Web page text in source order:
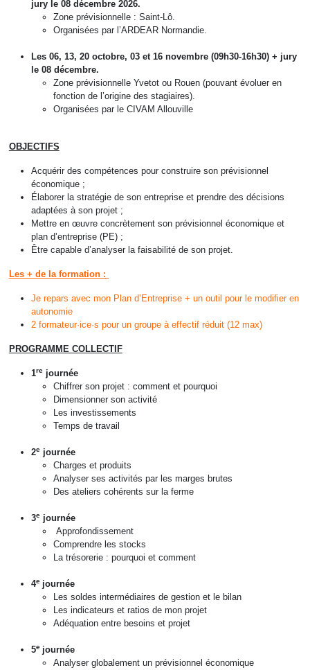
jury le 08 décembre 2026.
Zone prévisionnelle : Saint-Lô.
Organisées par l’ARDEAR Normandie.
Les 06, 13, 20 octobre, 03 et 16 novembre (09h30-16h30) + jury
le 08 décembre.
Zone prévisionnelle Yvetot ou Rouen (pouvant évoluer en
fonction de l’origine des stagiaires).
Organisées par le CIVAM Allouville
OBJECTIFS
Acquérir des compétences pour construire son prévisionnel
économique ;
Élaborer la stratégie de son entreprise et prendre des décisions
adaptées à son projet ;
Mettre en œuvre concrètement son prévisionnel économique et
plan d’entreprise (PE) ;
Être capable d’analyser la faisabilité de son projet.
Les + de la formation :
Je repars avec mon Plan d’Entreprise + un outil pour le modifier en
autonomie
2 formateur·ice·s pour un groupe à effectif réduit (12 max)
PROGRAMME COLLECTIF
1rejournée
Chiffrer son projet : comment et pourquoi
Dimensionner son activité
Les investissements
Temps de travai
2ejournée
Charges et produits
Analyser ses activités par les marges brutes
Des ateliers cohérents sur la ferme
3ejournée
Approfondissement
Comprendre les stocks
La trésorerie : pourquoi et comment
4e journée
Les soldes intermédiaires de gestion et le bilan
Les indicateurs et ratios de mon projet
Adéquation entre besoins et projet
5e journée
Analyser globalement un prévisionnel économique